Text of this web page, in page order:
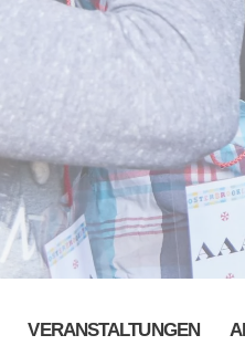
VERANSTALTUNGEN